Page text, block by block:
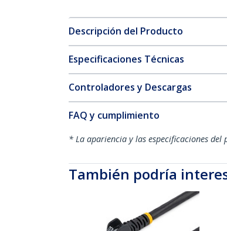
Descripción del Producto
Especificaciones Técnicas
Controladores y Descargas
FAQ y cumplimiento
* La apariencia y las especificaciones
También podría